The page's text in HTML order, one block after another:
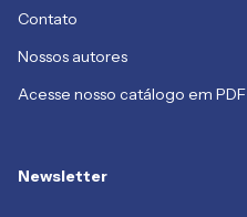
Contato
Nossos autores
Acesse nosso catálogo em PDF
Newsletter